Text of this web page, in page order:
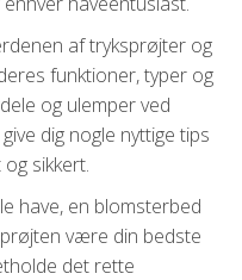
af tryksprøjter og
funktioner, typer og
og ulemper ved
dig nogle nyttige tips
sikkert.
have, en blomsterbed
være din bedste
det rette